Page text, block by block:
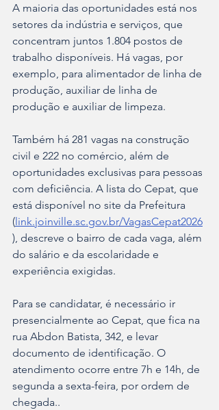
A maioria das oportunidades está nos
setores da indústria e serviços, que
concentram juntos 1.804 postos de
trabalho disponíveis. Há vagas, por
exemplo, para alimentador de linha de
produção, auxiliar de linha de
produção e auxiliar de limpeza.
Também há 281 vagas na construção
civil e 222 no comércio, além de
oportunidades exclusivas para pessoas
com deficiência. A lista do Cepat, que
está disponível no site da Prefeitura
( link.joinville.sc.gov.br/VagasCepat2026
), descreve o bairro de cada vaga, além
do salário e da escolaridade e
experiência exigidas.
Para se candidatar, é necessário ir
presencialmente ao Cepat, que fica na
rua Abdon Batista, 342, e levar
documento de identificação. O
atendimento ocorre entre 7h e 14h, de
segunda a sexta-feira, por ordem de
chegada..